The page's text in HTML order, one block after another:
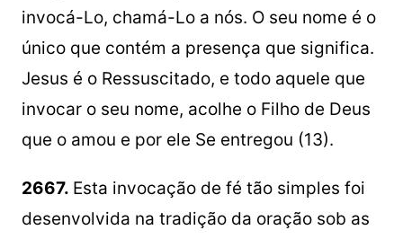
invocá-Lo, chamá-Lo a nós. O seu nome é o
único que contém a presença que significa.
Jesus é o Ressuscitado, e todo aquele que
invocar o seu nome, acolhe o Filho de Deus
que o amou e por ele Se entregou (13).
2667. Esta invocação de fé tão simples foi
desenvolvida na tradição da oração sob as